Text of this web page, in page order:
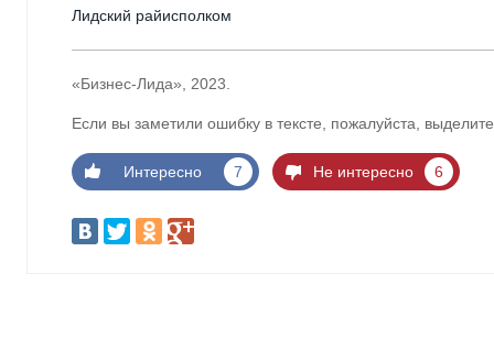
Лидский райисполком
«Бизнес-Лида», 2023.
Если вы заметили ошибку в тексте, пожалуйста,
Интересно 7 Не интересно 6